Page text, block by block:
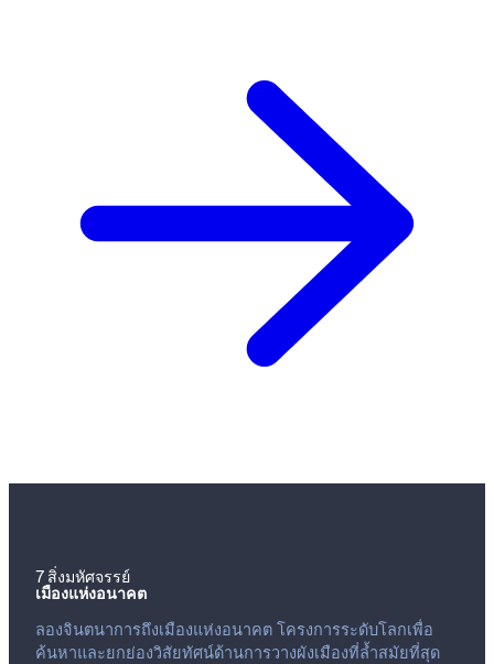
7 สิ่งมหัศจรรย์
เมืองแห่งอนาคต
ลองจินตนาการถึงเมืองแห่งอนาคต โครงการระดับโลกเพื่อ
ค้นหาและยกย่องวิสัยทัศน์ด้านการวางผังเมืองที่ล้ำสมัยที่สุด